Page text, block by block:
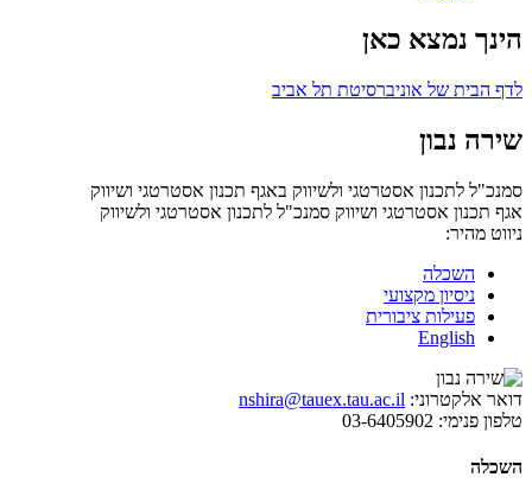
הינך נמצא כאן
לדף הבית של אוניברסיטת תל אביב
שירה נבון
סמנכ"ל לתכנון אסטרטגי ולשיווק באגף תכנון אסטרטגי ושיווק
אגף תכנון אסטרטגי ושיווק סמנכ"ל לתכנון אסטרטגי ולשיווק
ניווט מהיר:
השכלה
ניסיון מקצועי
פעילות ציבורית
English
דואר אלקטרוני: nshira@tauex.tau.ac.il
טלפון פנימי:
השכלה